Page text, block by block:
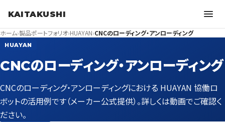
KAITAKUSHI
ホーム›製品ポートフォリオ›HUAYAN›CNCのローディング・アンローディング
HUAYAN
CNCのローディング・アンローディング
CNCのローディング・アンローディングにおける HUAYAN 協働ロ
ボットの活用例です（メーカー公式提供）。詳しくは動画でご確認く
ださい。